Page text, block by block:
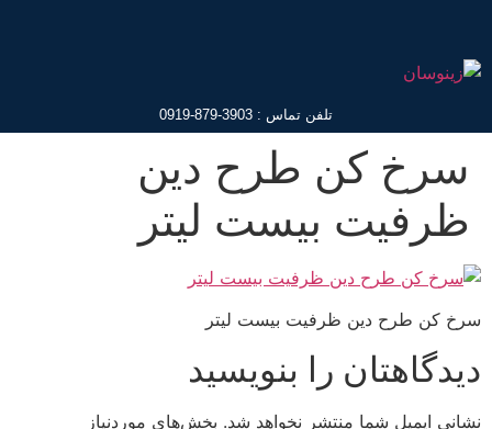
تلفن تماس : 3903-879-0919
سرخ کن طرح دین
ظرفیت بیست لیتر
سرخ کن طرح دین ظرفیت بیست لیتر
دیدگاهتان را بنویسید
نشانی ایمیل شما منتشر نخواهد شد. بخش‌های موردنیاز